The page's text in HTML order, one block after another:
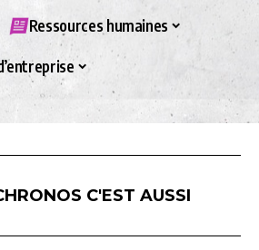
Ressources humaines
C'EST AUSSI